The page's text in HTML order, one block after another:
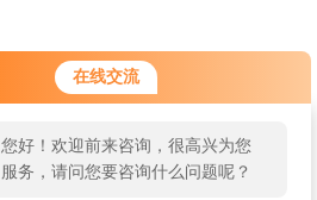
在线交流
您好！欢迎前来咨询，很高兴为您
服务，请问您要咨询什么问题呢？
您好，看您停留很久了，是否找到
了需求产品，您可以直接在线与我